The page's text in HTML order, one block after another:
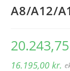
A8/A12/
20.243,75
16.195,00kr.